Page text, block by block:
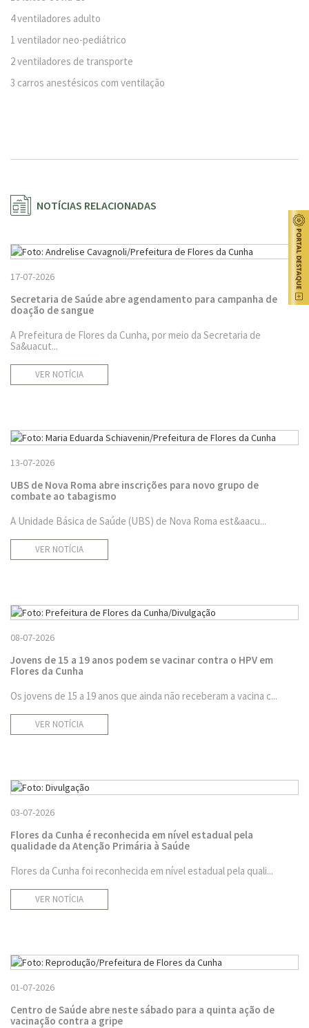
4 ventiladores adulto
1 ventilador neo-pediátrico
2 ventiladores de transporte
3 carros anestésicos com ventilação
NOTÍCIAS RELACIONADAS
17-07-2026
Secretaria de Saúde abre agendamento para campanha de
doação de sangue
A Prefeitura de Flores da Cunha, por meio da Secretaria de
Sa&uacut...
VER NOTÍCIA
13-07-2026
UBS de Nova Roma abre inscrições para novo grupo de
combate ao tabagismo
A Unidade Básica de Saúde (UBS) de Nova Roma est&aacu...
VER NOTÍCIA
08-07-2026
Jovens de 15 a 19 anos podem se vacinar contra o HPV em
Flores da Cunha
Os jovens de 15 a 19 anos que ainda não receberam a vacina c...
VER NOTÍCIA
03-07-2026
Flores da Cunha é reconhecida em nível estadual pela
qualidade da Atenção Primária à Saúde
Flores da Cunha foi reconhecida em nível estadual pela quali...
VER NOTÍCIA
01-07-2026
Centro de Saúde abre neste sábado para a quinta ação de
vacinação contra a gripe